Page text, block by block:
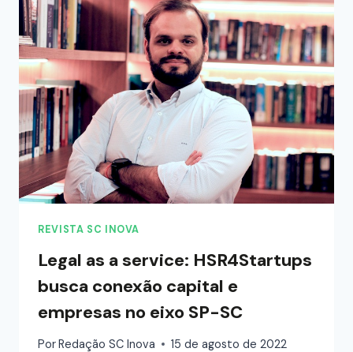
REVISTA SC INOVA
Legal as a service: HSR4Startups
busca conexão capital e
empresas no eixo SP-SC
PorRedação SC Inova 15 de agosto de 2022